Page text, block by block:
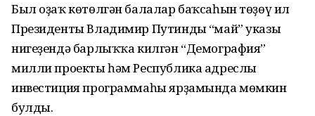
Был оҙаҡ көтөлгән балалар баҡсаһын төҙөү ил
Президенты Владимир Путиндың “май” указы
нигеҙендә барлыҡҡа килгән “Демография”
милли проекты һәм Республика адреслы
инвестиция программаһы ярҙамында мөмкин
булды.